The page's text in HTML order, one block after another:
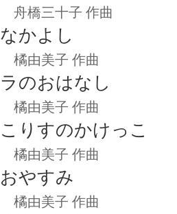
舟橋三十子 作曲
なかよし
橘由美子 作曲
ラのおはなし
橘由美子 作曲
こりすのかけっこ
橘由美子 作曲
おやすみ
橘由美子 作曲